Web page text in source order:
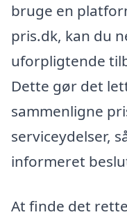
bruge en
pris.dk, kan du
uforpligtende
Dette gør det
sammenligne
serviceydelser,
informeret
At finde det